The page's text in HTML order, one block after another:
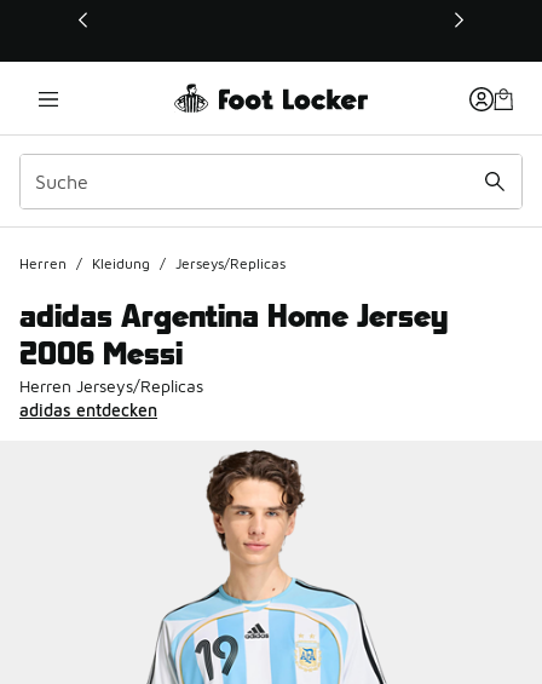
Dieser Link öffnet sich in einem neuen Fenster
Herren / Kleidung / Jerseys/Replicas
adidas Argentina Home Jersey
2006 Messi
Herren Jerseys/Replicas
adidas entdecken